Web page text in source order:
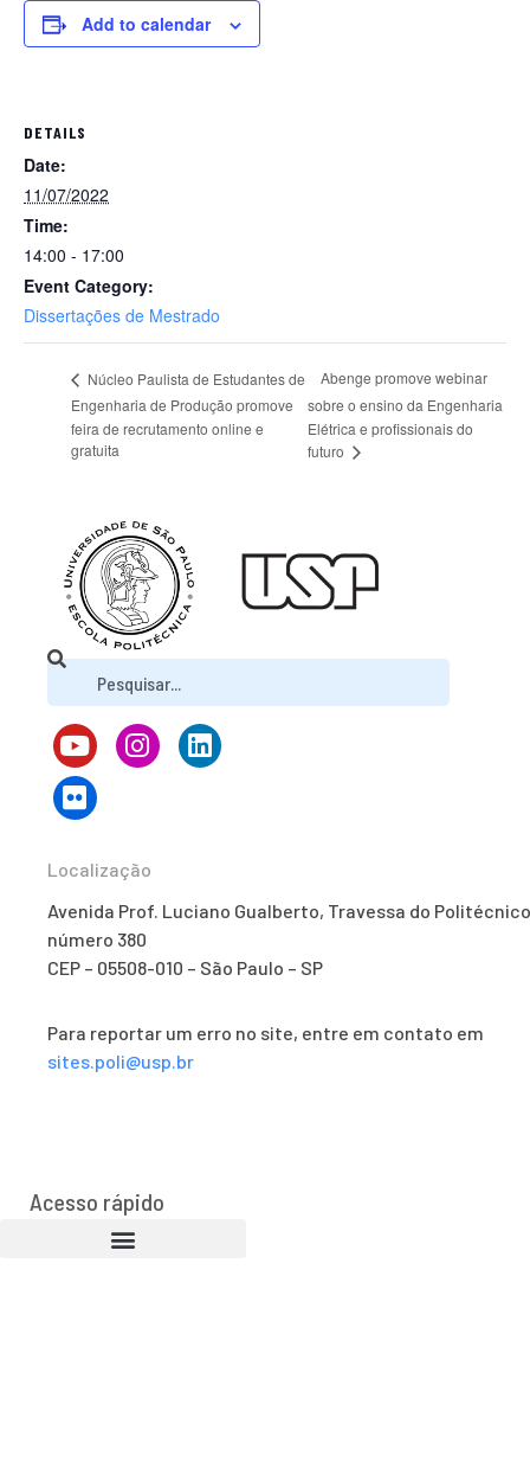
Add to calendar
DETAILS
Date:
11/07/2022
Time:
14:00 - 17:00
Event Category:
Dissertações de Mestrado
Núcleo Paulista de Estudantes de
Engenharia de Produção promove
feira de recrutamento online e
gratuita
Abenge promove webinar
sobre o ensino da Engenharia
Elétrica e profissionais do
futuro
Localização
Avenida Prof. Luciano Gualberto, Travessa do
número 380
CEP – 05508-010 – São Paulo – SP
Para reportar um erro no site, entre em contato em
sites.poli@usp.br
Acesso rápido